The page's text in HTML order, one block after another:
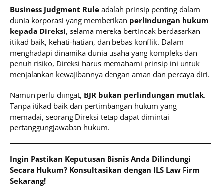
Business Judgment Rule adalah prinsip penting dalam
dunia korporasi yang memberikan perlindungan hukum
kepada Direksi, selama mereka bertindak berdasarkan
itikad baik, kehati-hatian, dan bebas konflik. Dalam
menghadapi dinamika dunia usaha yang kompleks dan
penuh risiko, Direksi harus memahami prinsip ini untuk
menjalankan kewajibannya dengan aman dan percaya diri.
Namun perlu diingat, BJR bukan perlindungan mutlak.
Tanpa itikad baik dan pertimbangan hukum yang
memadai, seorang Direksi tetap dapat dimintai
pertanggungjawaban hukum.
Ingin Pastikan Keputusan Bisnis Anda Dilindungi
Secara Hukum? Konsultasikan dengan ILS Law Firm
Sekarang!